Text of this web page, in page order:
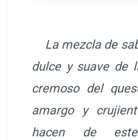
La mezcla de
dulce y suave de
cremoso del
amargo y
hacen de